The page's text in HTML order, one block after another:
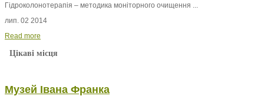
Гідроколонотерапія – методика моніторного очищення ...
лип. 02 2014
Read more
Цікаві місця
Музей Івана Франка